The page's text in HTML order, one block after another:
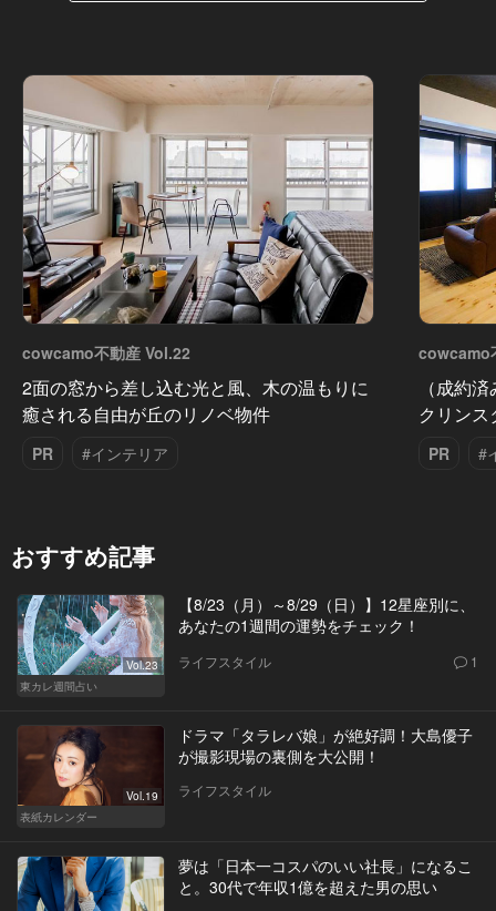
cowcamo不動産 Vol.22
2面の窓から差し込む光と風、木の温もりに
癒される自由が丘のリノベ物件
PR #インテリア
cowcamo
（成約
クリン
PR #
おすすめ記事
Vol.23
東カレ週間占い
【8/23（月）～8/29（日）】12星座別に、
あなたの1週間の運勢をチェック！
ライフスタイル 1
Vol.19
表紙カレンダー
ドラマ「タラレバ娘」が絶好調！大島優子
が撮影現場の裏側を大公開！
ライフスタイル
夢は「日本一コスパのいい社長」になるこ
と。30代で年収1億を超えた男の思い